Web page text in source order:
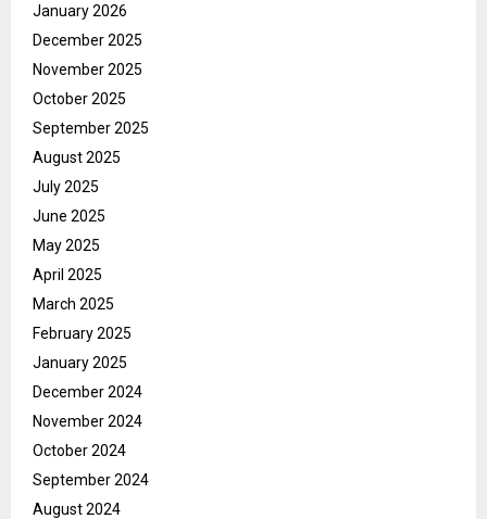
January 2026
December 2025
November 2025
October 2025
September 2025
August 2025
July 2025
June 2025
May 2025
April 2025
March 2025
February 2025
January 2025
December 2024
November 2024
October 2024
September 2024
August 2024